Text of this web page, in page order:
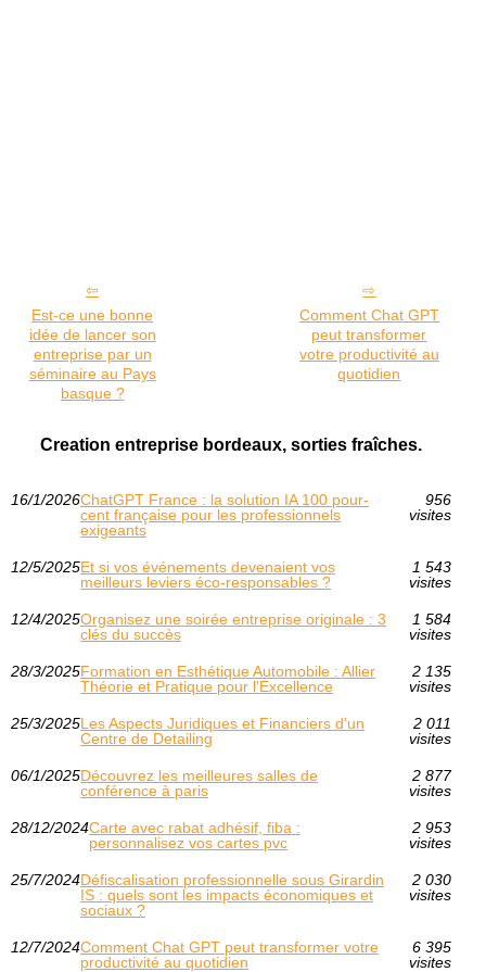
Est-ce une bonne
idée de lancer son
entreprise par un
séminaire au Pays
basque ?
Comment Chat GPT
peut transformer
votre productivité au
quotidien
Creation entreprise bordeaux, sorties fraîches.
16/1/2026ChatGPT France : la solution IA 100 pour-
cent française pour les professionnels
exigeants
956
visites
12/5/2025Et si vos événements devenaient vos
meilleurs leviers éco-responsables ?
1 543
visites
12/4/2025Organisez une soirée entreprise originale : 3
clés du succès
1 584
visites
28/3/2025Formation en Esthétique Automobile : Allier
Théorie et Pratique pour l'Excellence
2 135
visites
25/3/2025Les Aspects Juridiques et Financiers d'un
Centre de Detailing
2 011
visites
06/1/2025Découvrez les meilleures salles de
conférence à paris
2 877
visites
28/12/2024Carte avec rabat adhésif, fiba :
personnalisez vos cartes pvc
2 953
visites
25/7/2024Défiscalisation professionnelle sous Girardin
IS : quels sont les impacts économiques et
sociaux ?
2 030
visites
12/7/2024Comment Chat GPT peut transformer votre
productivité au quotidien
6 395
visites